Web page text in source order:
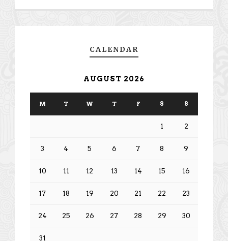
CALENDAR
AUGUST 2026
M T W T F S S
1 2
3 4 5 6 7 8 9
10 11 12 13 14 15 16
17 18 19 20 21 22 23
24 25 26 27 28 29 30
31